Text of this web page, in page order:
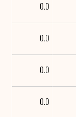
0.0
0.0
0.0
0.0